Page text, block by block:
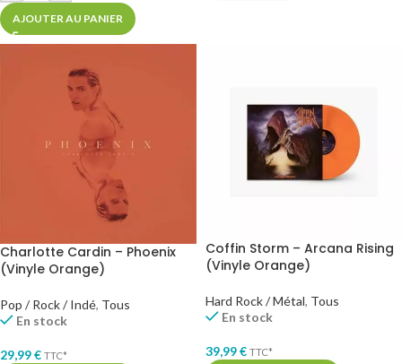
AJOUTER AU PANIER
Charlotte Cardin – Phoenix
(Vinyle Orange)
Pop / Rock / Indé, Tous
En stock
29,99€ TTC*
Coffin Storm – Arcana Rising
(Vinyle Orange)
Hard Rock / Métal, Tous
En stock
39,99€ TTC*